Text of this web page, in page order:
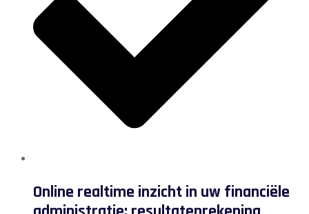
Online realtime inzicht in uw financiële